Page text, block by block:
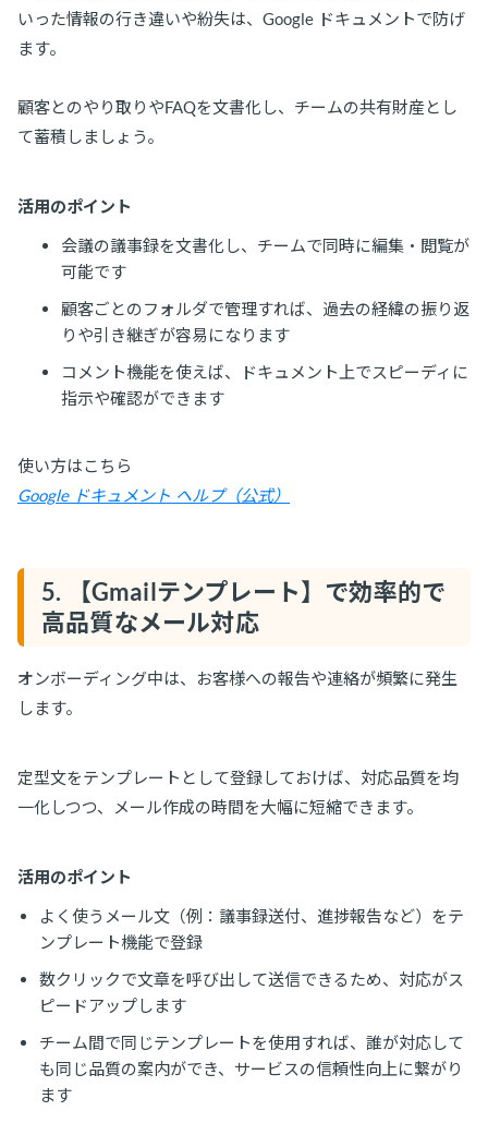
いった情報の行き違いや紛失は、Google ドキュメントで防げ
ます。
顧客とのやり取りやFAQを文書化し、チームの共有財産とし
て蓄積しましょう。
活用のポイント
会議の議事録を文書化し、チームで同時に編集・閲覧が
可能です
顧客ごとのフォルダで管理すれば、過去の経緯の振り返
りや引き継ぎが容易になります
コメント機能を使えば、ドキュメント上でスピーディに
指示や確認ができます
使い方はこちら
Google ドキュメント ヘルプ（公式）
5. 【Gmailテンプレート】で効率的で
高品質なメール対応
オンボーディング中は、お客様への報告や連絡が頻繁に発生
します。
定型文をテンプレートとして登録しておけば、対応品質を均
一化しつつ、メール作成の時間を大幅に短縮できます。
活用のポイント
よく使うメール文（例：議事録送付、進捗報告など）をテ
ンプレート機能で登録
数クリックで文章を呼び出して送信できるため、対応がス
ピードアップします
チーム間で同じテンプレートを使用すれば、誰が対応して
も同じ品質の案内ができ、サービスの信頼性向上に繋がり
ます